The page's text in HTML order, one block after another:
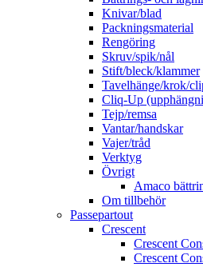
Knivar/blad
Packningsmaterial
Rengöring
Skruv/spik/nål
Stift/bleck/klammer
Tavelhänge/krok/
Cliq-Up
Tejp/remsa
Vantar/handskar
Vajer/tråd
Verktyg
Övrigt
Amaco
Om tillbehör
Passepartout
Crescent
Crescent
Crescent